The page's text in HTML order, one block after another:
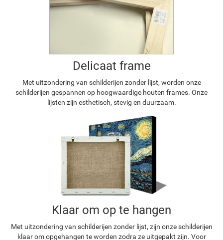
Delicaat frame
Met uitzondering van schilderijen zonder lijst, worden onze
schilderijen gespannen op hoogwaardige houten frames. Onze
lijsten zijn esthetisch, stevig en duurzaam.
Klaar om op te hangen
Met uitzondering van schilderijen zonder lijst, zijn onze schilderijen
klaar om opgehangen te worden zodra ze uitgepakt zijn. Voor